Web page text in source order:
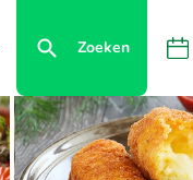
Zoeken